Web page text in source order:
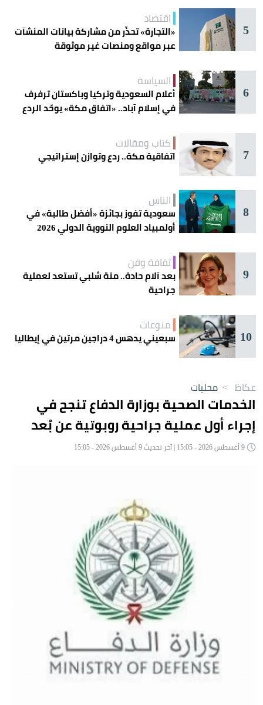
5
اقتصاد
«التجارة» تحذّر من مشاركة بيانات المنشآت
عبر مواقع ومنصات غير موثوقة
6
السياسة
أعلام السعودية وتركيا وباكستان ترفرف
في إسلام آباد.. «اتفاق مكة» يوحّد الردع
7
كتاب ومقالات
اتفاقية مكة.. ردع وتوازن إستراتيجي
8
الناس
سعودية تفوز بجائزة «أفضل طالبة» في
أولمبياد العلوم النووية الدولي 2026
9
ثقافة وفن
بعد آلام حادة.. منة شلبي تستعد لعملية
جراحية
10
منوعات
سبعيني يدهس 4 دراجين مرتين في إيطاليا
عكاظ > محليات
الخدمات الصحية بوزارة الدفاع تنجح في
إجراء أول عملية جراحية روبوتية عن بُعد